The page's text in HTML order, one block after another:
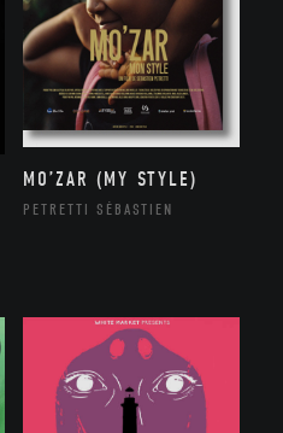
MO’ZAR (MY STYLE)
PETRETTI SÉBASTIEN